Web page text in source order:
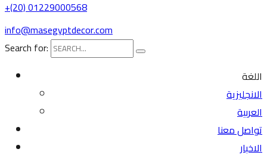
+(20) 01229000568
info@masegyptdecor.com
Search for:
اللغة
الانجليزية
العربية
تواصل معنا
الاخبار